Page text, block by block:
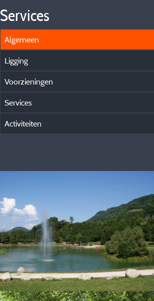
Services
Algemeen
Ligging
Voorzieningen
Services
Activiteiten